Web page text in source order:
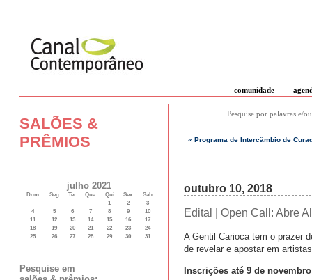
comunidade
SALÕES &
PRÊMIOS
julho 2021
Dom Seg Ter Qua Qui Sex
Sab
1
2
3
4
5 6 7 8 9
10
11
12 13 14 15 16
17
18
19 20 21 22 23
24
25
26 27 28 29 30 31
Pesquise em
Pesquise por palavras e/
« Programa de Intercâmbio de
outubro 10, 2018
Edital | Open Call: Abre
A Gentil Carioca tem o prazer
de revelar e apostar em
Inscrições até 9 de